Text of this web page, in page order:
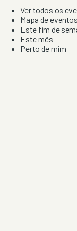
Ver todos os
Mapa de eventos
Este fim de
Este mês
Perto de mim